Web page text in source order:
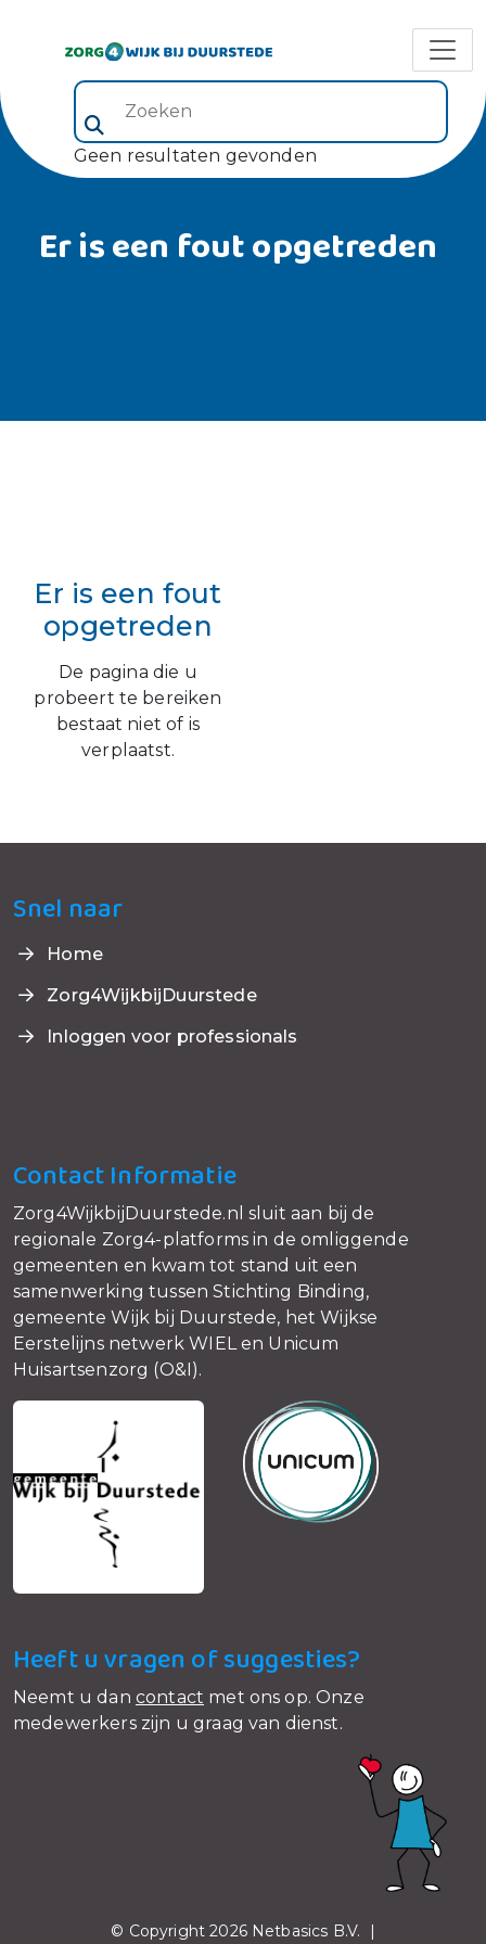
Zoeken (veld 5)
Geen resultaten gevonden
Er is een fout opgetreden
Er is een fout
opgetreden
De pagina die u
probeert te bereiken
bestaat niet of is
verplaatst.
Snel naar
Home
Zorg4WijkbijDuurstede
Inloggen voor professionals
Contact Informatie
Zorg4WijkbijDuurstede.nl sluit aan bij de
regionale Zorg4-platforms in de omliggende
gemeenten en kwam tot stand uit een
samenwerking tussen Stichting Binding,
gemeente Wijk bij Duurstede, het Wijkse
Eerstelijns netwerk WIEL en Unicum
Huisartsenzorg (O&I).
Heeft u vragen of suggesties?
Neemt u dan contact met ons op. Onze
medewerkers zijn u graag van dienst.
© Copyright 2026 Netbasics B.V. |